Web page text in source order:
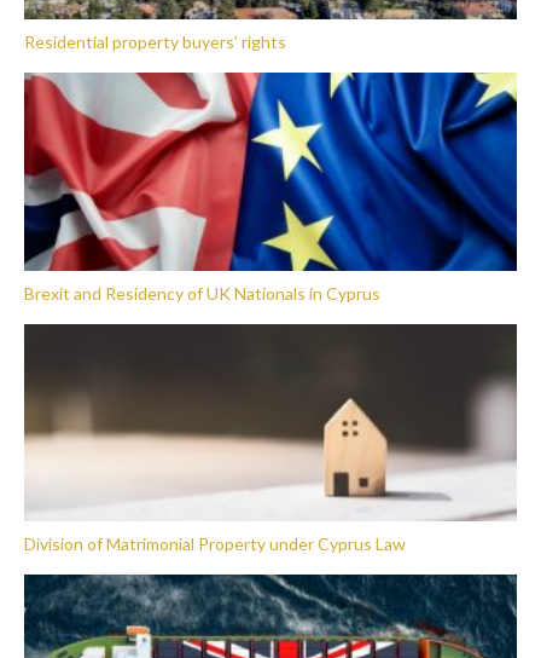
Residential property buyers’ rights
Brexit and Residency of UK Nationals in Cyprus
Division of Matrimonial Property under Cyprus Law